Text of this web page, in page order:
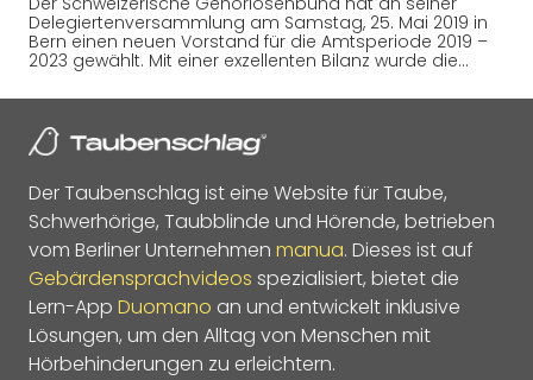
Delegiertenversammlung am Samstag, 25. Mai 2019 in
Bern einen neuen Vorstand für die Amtsperiode 2019 –
2023 gewählt. Mit einer exzellenten Bilanz wurde die…
Der Taubenschlag ist eine Website für Taube,
Schwerhörige, Taubblinde und Hörende, betrieben
vom Berliner Unternehmen manua. Dieses ist auf
Gebärdensprachvideos spezialisiert, bietet die
Lern-App Duomano an und entwickelt inklusive
Lösungen, um den Alltag von Menschen mit
Hörbehinderungen zu erleichtern.